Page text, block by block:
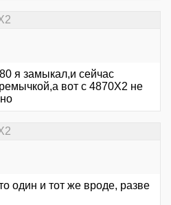
я замыкал,и сейчас
вот с 4870Х2 не
один и тот же вроде, разве